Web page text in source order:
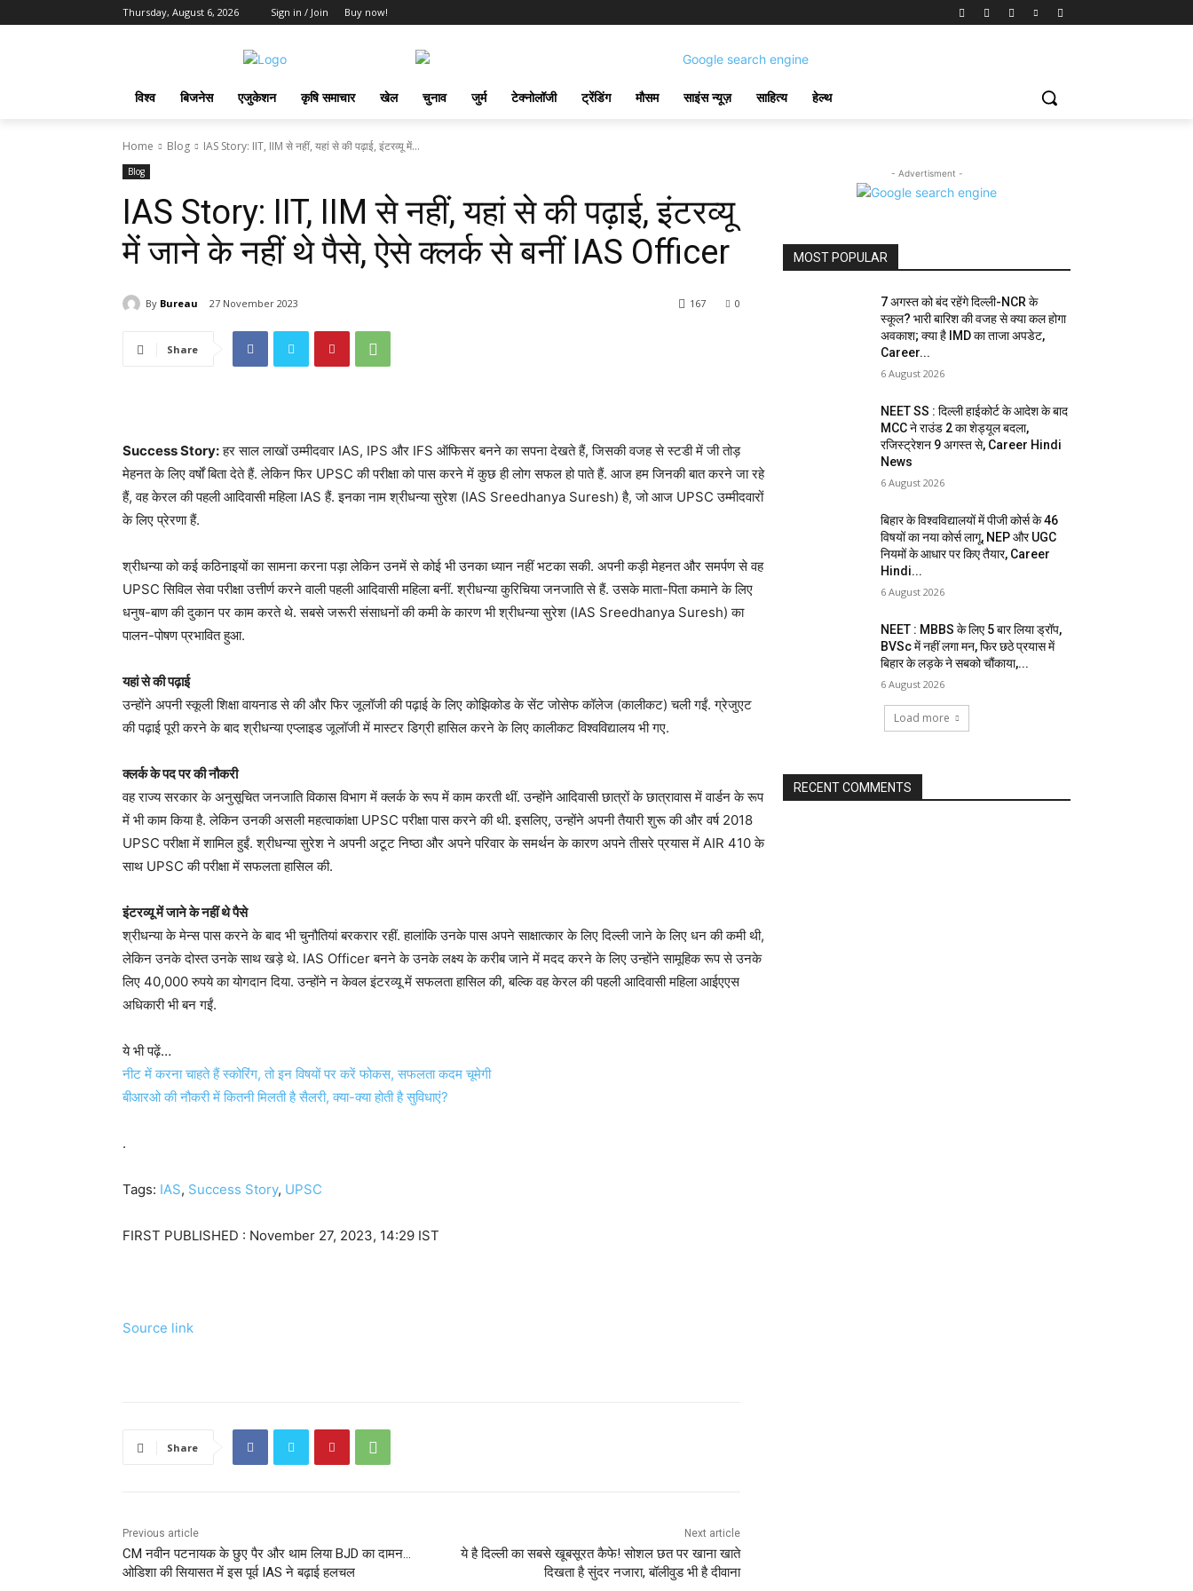
Thursday, August 6, 2026 Sign in / Join Buy now!
विश्व बिजनेस एजुकेशन कृषि समाचार खेल चुनाव जुर्म टेक्नोलॉजी ट्रेंडिंग मौसम साइंस न्यूज़ साहित्य हेल्थ
Home Blog IAS Story: IIT, IIM से नहीं, यहां से की पढ़ाई, इंटरव्यू में...
Blog
IAS Story: IIT, IIM से नहीं, यहां से की पढ़ाई, इंटरव्यू
में जाने के नहीं थे पैसे, ऐसे क्लर्क से बनीं IAS Officer
By Bureau 27 November 2023 0
167
Share
Success Story:हर साल लाखों उम्मीदवार IAS, IPS और IFS ऑफिसर बनने का सपना देखते हैं, जिसकी वजह से स्टडी में जी तोड़
मेहनत के लिए वर्षों बिता देते हैं. लेकिन फिर UPSC की परीक्षा को पास करने में कुछ ही लोग सफल हो पाते हैं. आज हम जिनकी बात करने जा रहे
हैं, वह केरल की पहली आदिवासी महिला IAS हैं. इनका नाम श्रीधन्या सुरेश (IAS Sreedhanya Suresh) है, जो आज UPSC उम्मीदवारों
के लिए प्रेरणा हैं.
श्रीधन्या को कई कठिनाइयों का सामना करना पड़ा लेकिन उनमें से कोई भी उनका ध्यान नहीं भटका सकी. अपनी कड़ी मेहनत और समर्पण से वह
UPSC सिविल सेवा परीक्षा उत्तीर्ण करने वाली पहली आदिवासी महिला बनीं. श्रीधन्या कुरिचिया जनजाति से हैं. उसके माता-पिता कमाने के लिए
धनुष-बाण की दुकान पर काम करते थे. सबसे जरूरी संसाधनों की कमी के कारण भी श्रीधन्या सुरेश (IAS Sreedhanya Suresh) का
पालन-पोषण प्रभावित हुआ.
यहां से की पढ़ाई
उन्होंने अपनी स्कूली शिक्षा वायनाड से की और फिर जूलॉजी की पढ़ाई के लिए कोझिकोड के सेंट जोसेफ कॉलेज (कालीकट) चली गईं. ग्रेजुएट
की पढ़ाई पूरी करने के बाद श्रीधन्या एप्लाइड जूलॉजी में मास्टर डिग्री हासिल करने के लिए कालीकट विश्वविद्यालय भी गए.
क्लर्क के पद पर की नौकरी
वह राज्य सरकार के अनुसूचित जनजाति विकास विभाग में क्लर्क के रूप में काम करती थीं. उन्होंने आदिवासी छात्रों के छात्रावास में वार्डन के रूप
में भी काम किया है. लेकिन उनकी असली महत्वाकांक्षा UPSC परीक्षा पास करने की थी. इसलिए, उन्होंने अपनी तैयारी शुरू की और वर्ष 2018
UPSC परीक्षा में शामिल हुईं. श्रीधन्या सुरेश ने अपनी अटूट निष्ठा और अपने परिवार के समर्थन के कारण अपने तीसरे प्रयास में AIR 410 के
साथ UPSC की परीक्षा में सफलता हासिल की.
इंटरव्यू में जाने के नहीं थे पैसे
श्रीधन्या के मेन्स पास करने के बाद भी चुनौतियां बरकरार रहीं. हालांकि उनके पास अपने साक्षात्कार के लिए दिल्ली जाने के लिए धन की कमी थी,
लेकिन उनके दोस्त उनके साथ खड़े थे. IAS Officer बनने के उनके लक्ष्य के करीब जाने में मदद करने के लिए उन्होंने सामूहिक रूप से उनके
लिए 40,000 रुपये का योगदान दिया. उन्होंने न केवल इंटरव्यू में सफलता हासिल की, बल्कि वह केरल की पहली आदिवासी महिला आईएएस
अधिकारी भी बन गईं.
ये भी पढ़ें…
नीट में करना चाहते हैं स्कोरिंग, तो इन विषयों पर करें फोकस, सफलता कदम चूमेगी
बीआरओ की नौकरी में कितनी मिलती है सैलरी, क्या-क्या होती है सुविधाएं?
.
Tags: IAS, Success Story, UPSC
FIRST PUBLISHED : November 27, 2023, 14:29 IST
Source link
Share
Previous article
CM नवीन पटनायक के छुए पैर और थाम लिया BJD का दामन…
ओडिशा की सियासत में इस पूर्व IAS ने बढ़ाई हलचल
Next article
ये है दिल्‍ली का सबसे खूबसूरत कैफे! सोशल छत पर खाना खाते
दिखता है सुंदर नजारा, बॉलीवुड भी है दीवाना
- Advertisment -
MOST POPULAR
7 अगस्त को बंद रहेंगे दिल्ली-NCR के
स्कूल? भारी बारिश की वजह से क्या कल होगा
अवकाश; क्या है IMD का ताजा अपडेट,
Career...
6 August 2026
NEET SS : दिल्ली हाईकोर्ट के आदेश के बाद
MCC ने राउंड 2 का शेड्यूल बदला,
रजिस्ट्रेशन 9 अगस्त से, Career Hindi
News
6 August 2026
बिहार के विश्वविद्यालयों में पीजी कोर्स के 46
विषयों का नया कोर्स लागू, NEP और UGC
नियमों के आधार पर किए तैयार, Career
Hindi...
6 August 2026
NEET : MBBS के लिए 5 बार लिया ड्रॉप,
BVSc में नहीं लगा मन, फिर छठे प्रयास में
बिहार के लड़के ने सबको चौंकाया,...
6 August 2026
Load more
RECENT COMMENTS